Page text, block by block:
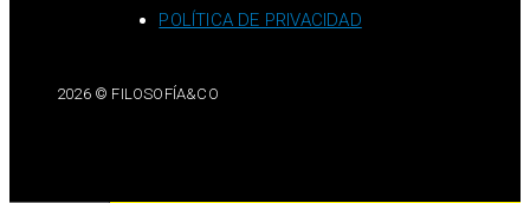
POLÍTICA DE PRIVACIDAD
2026 © FILOSOFÍA&CO